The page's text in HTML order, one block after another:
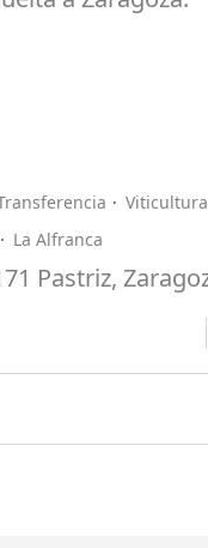
Viticultura
La Alfranca
Pastriz,